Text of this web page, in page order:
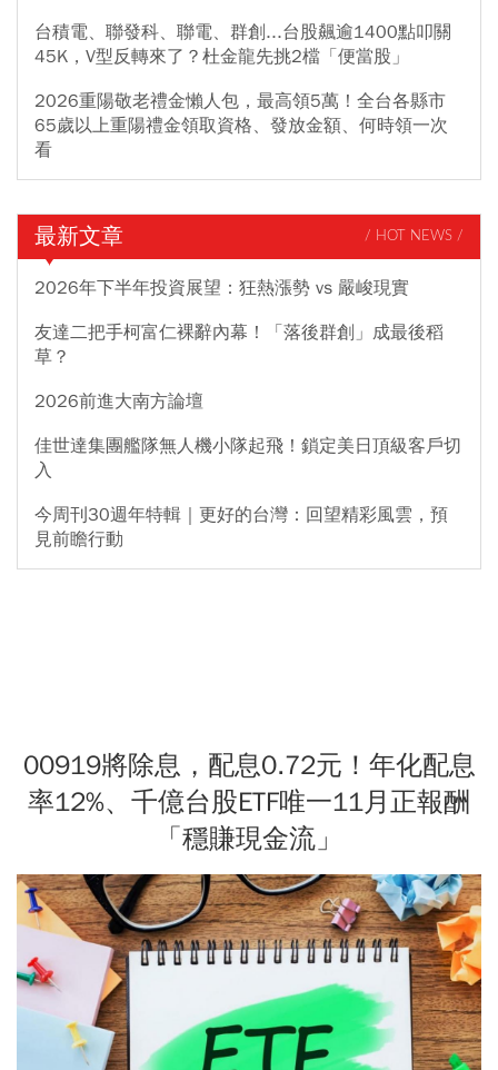
台積電、聯發科、聯電、群創...台股飆逾1400點叩關
45K，V型反轉來了？杜金龍先挑2檔「便當股」
2026重陽敬老禮金懶人包，最高領5萬！全台各縣市
65歲以上重陽禮金領取資格、發放金額、何時領一次
看
最新文章 / HOT NEWS /
2026年下半年投資展望：狂熱漲勢 vs 嚴峻現實
友達二把手柯富仁裸辭內幕！「落後群創」成最後稻
草？
2026前進大南方論壇
佳世達集團艦隊無人機小隊起飛！鎖定美日頂級客戶切
入
今周刊30週年特輯｜更好的台灣：回望精彩風雲，預
見前瞻行動
00919將除息，配息0.72元！年化配息
率12%、千億台股ETF唯一11月正報酬
「穩賺現金流」